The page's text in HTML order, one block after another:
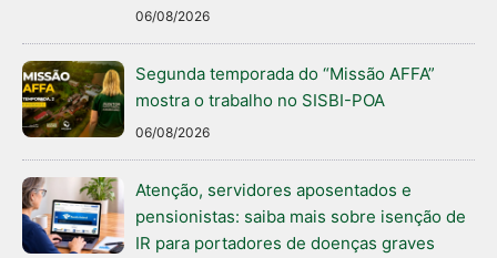
06/08/2026
Segunda temporada do “Missão AFFA”
mostra o trabalho no SISBI-POA
06/08/2026
Atenção, servidores aposentados e
pensionistas: saiba mais sobre isenção de
IR para portadores de doenças graves